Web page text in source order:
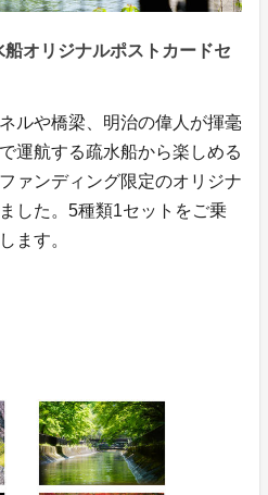
船オリジナルポストカードセ
ルや橋梁、明治の偉人が揮毫
運航する疏水船から楽しめる
ァンディング限定のオリジナ
した。5種類1セットをご乗
ます。